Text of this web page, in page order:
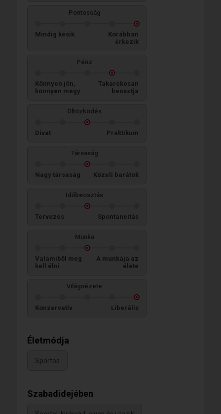
Pontosság
Mindig késik
Korábban
érkezik
Pénz
Könnyen jön,
könnyen megy
Takarékosan
beosztja
Öltözködés
Divat Praktikum
Társaság
Nagy társaság Közeli barátok
Időbeosztás
Tervezés Spontaneitás
Munka
Valamiből meg
kell élni
A munkája az
élete
Világnézete
Konzervatív Liberális
Életmódja
Sportos
Szabadidejében